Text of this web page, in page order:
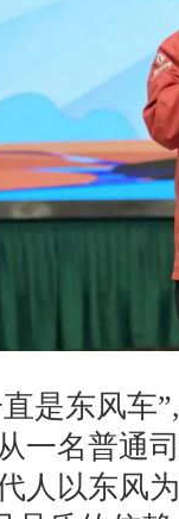
是东风车
一名普通
人以东风